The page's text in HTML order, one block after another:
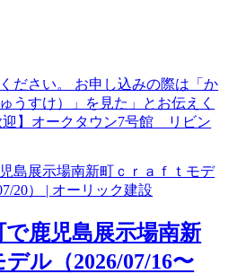
ださい。 お申し込みの際は「か
うすけ）」を見た」とお伝えく
迎】オークタウン7号館 リビン
で鹿児島展示場南新
ル（2026/07/16〜